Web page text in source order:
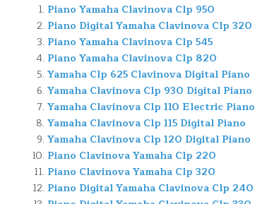
Piano Yamaha Clavinova Clp 950
Piano Digital Yamaha Clavinova Clp 320
Piano Yamaha Clavinova Clp 545
Piano Yamaha Clavinova Clp 820
Yamaha Clp 625 Clavinova Digital Piano
Yamaha Clavinova Clp 930 Digital Piano
Yamaha Clavinova Clp 110 Electric Piano
Yamaha Clavinova Clp 115 Digital Piano
Yamaha Clavinova Clp 120 Digital Piano
Piano Clavinova Yamaha Clp 220
Piano Clavinova Yamaha Clp 320
Piano Digital Yamaha Clavinova Clp 240